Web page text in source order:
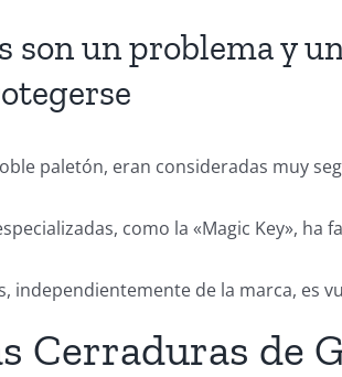
son un problema y
paletón, eran consideradas muy
como la «Magic Key»,
independientemente de la marca, es
Cerraduras de